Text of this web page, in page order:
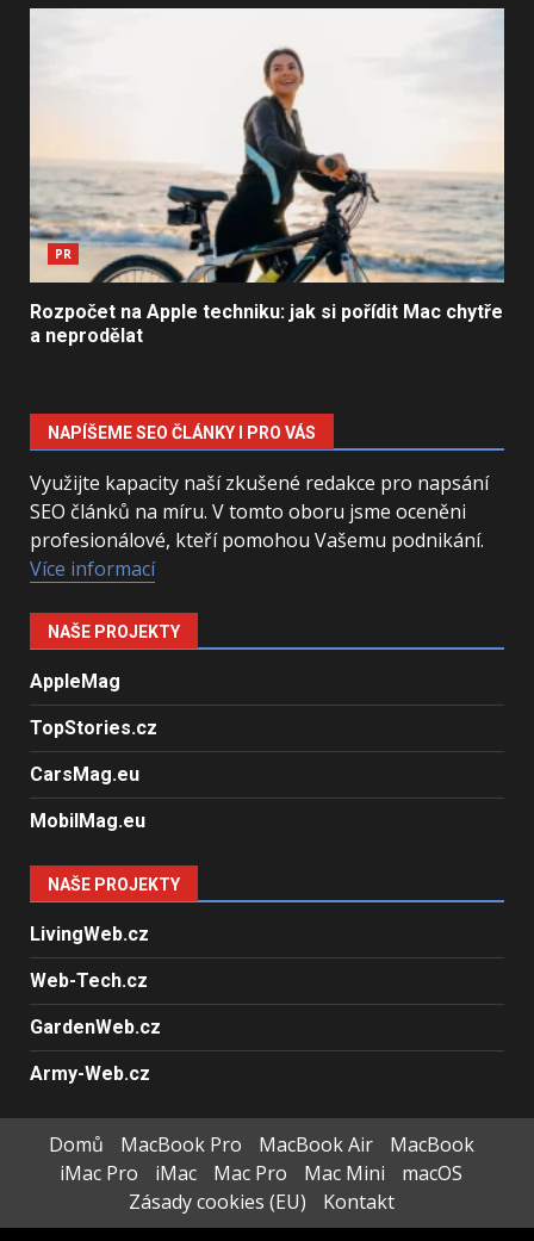
PR
Rozpočet na Apple techniku: jak si pořídit Mac chytře
a neprodělat
NAPÍŠEME SEO ČLÁNKY I PRO VÁS
Využijte kapacity naší zkušené redakce pro napsání
SEO článků na míru. V tomto oboru jsme oceněni
profesionálové, kteří pomohou Vašemu podnikání.
Více informací
NAŠE PROJEKTY
AppleMag
TopStories.cz
CarsMag.eu
MobilMag.eu
NAŠE PROJEKTY
LivingWeb.cz
Web-Tech.cz
GardenWeb.cz
Army-Web.cz
Domů MacBook Pro MacBook Air
MacBook
iMac Pro
iMac Mac Pro Mac Mini
macOS
Zásady cookies (EU)
Kontakt